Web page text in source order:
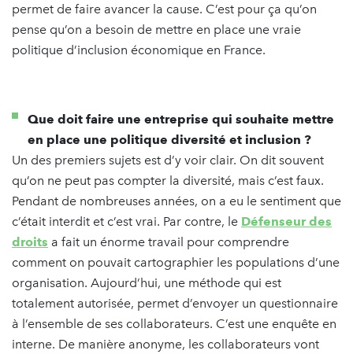
permet de faire avancer la cause. C’est pour ça qu’on
pense qu’on a besoin de mettre en place une vraie
politique d’inclusion économique en France.
Que doit faire une entreprise qui souhaite mettre
en place une politique diversité et inclusion ?
Un des premiers sujets est d’y voir clair. On dit souvent
qu’on ne peut pas compter la diversité, mais c’est faux.
Pendant de nombreuses années, on a eu le sentiment que
c’était interdit et c’est vrai. Par contre, le Défenseur des
droits a fait un énorme travail pour comprendre
comment on pouvait cartographier les populations d’une
organisation. Aujourd’hui, une méthode qui est
totalement autorisée, permet d’envoyer un questionnaire
à l’ensemble de ses collaborateurs. C’est une enquête en
interne. De manière anonyme, les collaborateurs vont